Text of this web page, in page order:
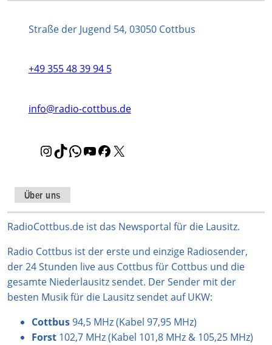
Straße der Jugend 54, 03050 Cottbus
+49 355 48 39 94 5
info@radio-cottbus.de
I
t
a
g
a
m
T
o
k
W
s
A
p
Y
u
b
F
b
o
k
Über uns
RadioCottbus.de ist das Newsportal für die Lausitz.
Radio Cottbus ist der erste und einzige Radiosender,
der 24 Stunden live aus Cottbus für Cottbus und die
gesamte Niederlausitz sendet. Der Sender mit der
besten Musik für die Lausitz sendet auf UKW:
Cottbus94,5 MHz (Kabel 97,95 MHz)
Forst 102,7 MHz (Kabel 101,8 MHz & 105,25 MHz)